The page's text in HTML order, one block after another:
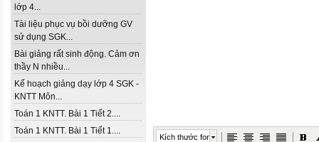
lớp 4...
Tài liệu phục vụ bồi dưỡng GV
sử dụng SGK...
Bài giảng rất sinh động. Cảm ơn
thầy N nhiều...
Kế hoạch giảng dạy lớp 4 SGK -
KNTT Môn...
Toán 1 KNTT. Bài 1 Tiết 2....
Toán 1 KNTT. Bài 1 Tiết 1....
Kích thước font